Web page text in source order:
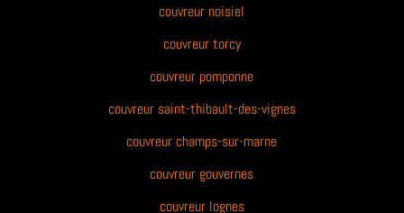
couvreur noisiel
couvreur torcy
couvreur pomponne
couvreur saint-thibault-des-vignes
couvreur champs-sur-marne
couvreur gouvernes
couvreur lognes